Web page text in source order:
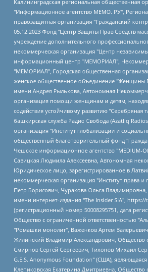
Калининградская региональная общественная организация "Экозащита!-Женсовет", Фонд содействия защите прав и свобод граждан "Общественный вердикт", Фонд "Институт Развития Свободы Информации", Частное учреждение "Информационное агентство МЕМО. РУ", Региональная общественная организация "Общественная комиссия по сохранению наследия академика Сахарова", Фонд поддержки свободы прессы, Санкт-Петербургская общественная правозащитная организация "Гражданский контроль", Межрегиональная общественная организация "Информационно-просветительский центр "Мемориал", Региональный Фонд "Центр Защиты Прав Средств Массовой Информации", с 05.12.2023 Фонд "Центр Защиты Прав Средств массовой информации", Региональная общественная благотворительная организация помощи беженцам и мигрантам "Гражданское содействие", Негосударственное образовательное учреждение дополнительного профессионального образования (повышение квалификации) специалистов "АКАДЕМИЯ ПО ПРАВАМ ЧЕЛОВЕКА", Свердловская региональная общественная организация "Сутяжник", Автономная некоммерческая организация "Центр независимых социологических исследований", Союз общественных объединений "Российский исследовательский центр по правам человека", Региональное общественное учреждение научно-информационный центр "МЕМОРИАЛ", Некоммерческая организация "Фонд защиты гласности", Автономная некоммерческая организация "Институт прав человека", Городская общественная организация "Екатеринбургское общество "МЕМОРИАЛ", Городская общественная организация "Рязанское историко-просветительское и правозащитное общество "Мемориал" (Рязанский Мемориал), Челябинский региональный орган общественной самодеятельности – женское общественное объединение "Женщины Евразии", Челябинский региональный орган общественной самодеятельности "Уральская правозащитная группа", Фонд содействия защите здоровья и социальной справедливости имени Андрея Рылькова, Автономная Некоммерческая Организация "Аналитический Центр Юрия Левады", Автономная некоммерческая организация социальной поддержки населения "Проект Апрель", Региональная